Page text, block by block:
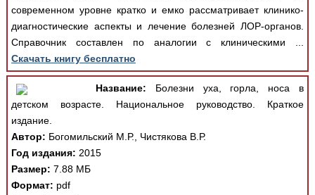
современном уровне кратко и емко рассматривает клинико-
диагностические аспекты и лечение болезней ЛОР-органов.
Справочник составлен по аналогии с клиническими ...
Скачать книгу бесплатно
Название: Болезни уха, горла, носа в
детском возрасте. Национальное руководство. Краткое
издание.
Автор: Богомильский М.Р., Чистякова В.Р.
Год издания: 2015
Размер: 7.88 МБ
Формат: pdf